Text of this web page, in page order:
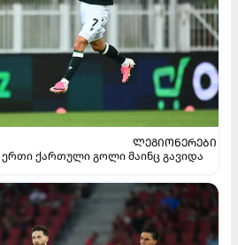
ᲚᲔᲒᲘᲝᲜᲔᲠᲔᲑᲘ
ქართული გოლი მაინც გავიდა